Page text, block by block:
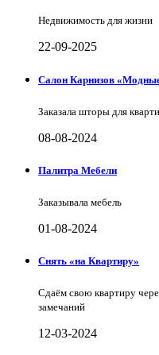
Недвижимость для жизни
22-09-2025
Салон Карнизов
Заказала шторы для
08-08-2024
Палитра Мебели
Заказывала мебель
01-08-2024
Снять «на Квартиру»
Сдаём свою квартиру
замечаний
12-03-2024